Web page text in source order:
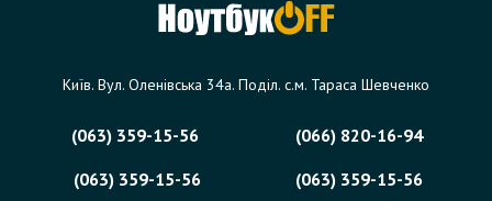
224 грн.
Нет в наличии
Київ. Вул. Оленівська 34а. Поділ. с.м. Тараса Шевченко
(063) 359-15-56
(066) 820-16-94
(063) 359-15-56
(063) 359-15-56